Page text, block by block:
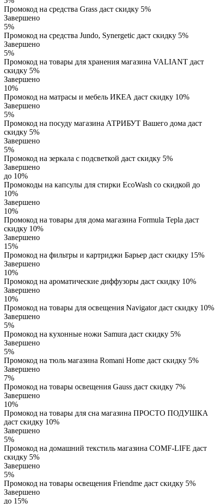
Промокод на средства Grass даст скидку 5%
Завершено
5%
Промокод на средства Jundo, Synergetic даст скидку 5%
Завершено
5%
Промокод на товары для хранения магазина VALIANT даст
скидку 5%
Завершено
10%
Промокод на матрасы и мебель ИКЕА даст скидку 10%
Завершено
5%
Промокод на посуду магазина АТРИБУТ Вашего дома даст
скидку 5%
Завершено
5%
Промокод на зеркала с подсветкой даст скидку 5%
Завершено
до 10%
Промокоды на капсулы для стирки EcoWash со скидкой до
10%
Завершено
10%
Промокод на товары для дома магазина Formula Tepla даст
скидку 10%
Завершено
15%
Промокод на фильтры и картриджи Барьер даст скидку 15%
Завершено
10%
Промокод на ароматические диффузоры даст скидку 10%
Завершено
10%
Промокод на товары для освещения Navigator даст скидку 10%
Завершено
5%
Промокод на кухонные ножи Samura даст скидку 5%
Завершено
5%
Промокод на тюль магазина Romani Home даст скидку 5%
Завершено
7%
Промокод на товары освещения Gauss даст скидку 7%
Завершено
10%
Промокод на товары для сна магазина ПРОСТО ПОДУШКА
даст скидку 10%
Завершено
5%
Промокод на домашний текстиль магазина COMF-LIFE даст
скидку 5%
Завершено
5%
Промокод на товары освещения Friendme даст скидку 5%
Завершено
до 15%